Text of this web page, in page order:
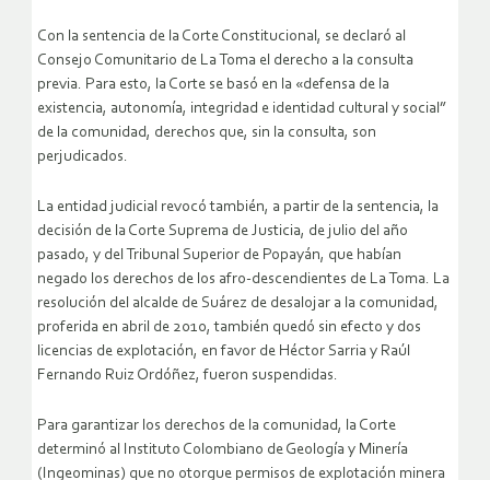
Con la sentencia de la Corte Constitucional, se declaró al
Consejo Comunitario de La Toma el derecho a la consulta
previa. Para esto, la Corte se basó en la «defensa de la
existencia, autonomía, integridad e identidad cultural y social”
de la comunidad, derechos que, sin la consulta, son
perjudicados.
La entidad judicial revocó también, a partir de la sentencia, la
decisión de la Corte Suprema de Justicia, de julio del año
pasado, y del Tribunal Superior de Popayán, que habían
negado los derechos de los afro-descendientes de La Toma. La
resolución del alcalde de Suárez de desalojar a la comunidad,
proferida en abril de 2010, también quedó sin efecto y dos
licencias de explotación, en favor de Héctor Sarria y Raúl
Fernando Ruiz Ordóñez, fueron suspendidas.
Para garantizar los derechos de la comunidad, la Corte
determinó al Instituto Colombiano de Geología y Minería
(Ingeominas) que no otorgue permisos de explotación minera